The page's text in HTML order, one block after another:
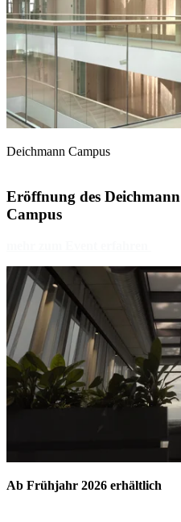
Deichmann Campus
Eröffnung des Deichmann
Campus
Ab Frühjahr 2026 erhältlich